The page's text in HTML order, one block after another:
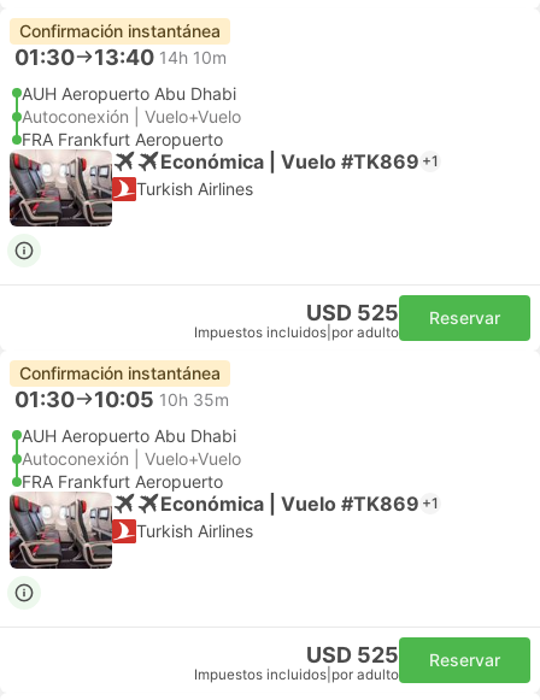
Confirmación instantánea
01:30 13:40 14h 10m
AUH Aeropuerto Abu Dhabi
Autoconexión | Vuelo+Vuelo
FRA Frankfurt Aeropuerto
Económica | Vuelo #TK869 +1
Turkish Airlines
USD 525
Impuestos incluidos por adulto
Reservar
Confirmación instantánea
01:30 10:05 10h 35m
AUH Aeropuerto Abu Dhabi
Autoconexión | Vuelo+Vuelo
FRA Frankfurt Aeropuerto
Económica | Vuelo #TK869 +1
Turkish Airlines
USD 525
Impuestos incluidos por adulto
Reservar